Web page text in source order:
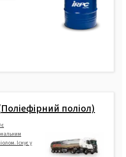
поліол)
Існує у